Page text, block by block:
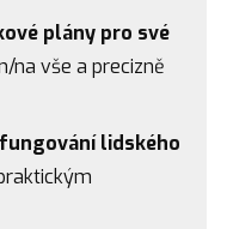
plány pro své
na vše a precizně
lidského